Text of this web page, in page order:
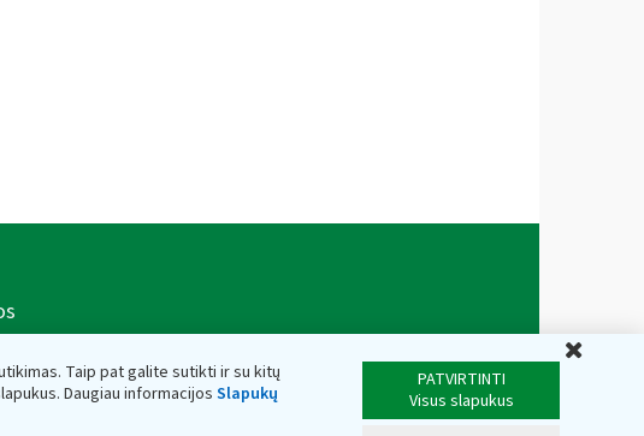
Taip pat galite sutikti ir su kitų
Daugiau informacijos Slapukų
PATVIRTINTI
Visus slapukus